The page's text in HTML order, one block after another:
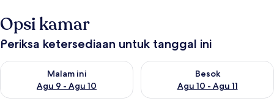
Opsi kamar
Periksa ketersediaan untuk tanggal ini
Malam ini
Agu 9 - Agu 10
Periksa ketersediaan untuk malam ini Agu 9 - Agu 10
Besok
Agu 10 - Agu 11
Periksa ketersediaan untuk